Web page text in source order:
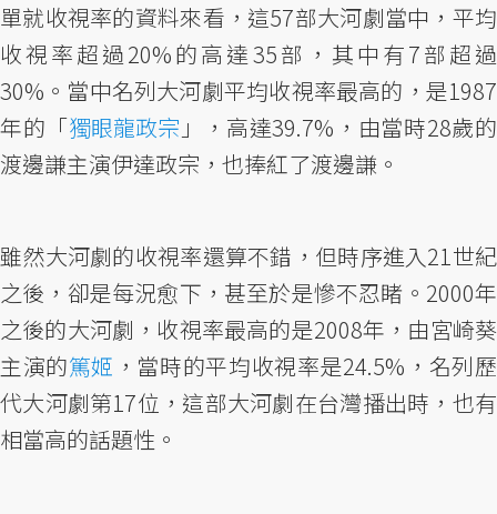
單就收視率的資料來看，這57部大河劇當中，平均
收視率超過20%的高達35部，其中有7部超過
30%。當中名列大河劇平均收視率最高的，是1987
年的「獨眼龍政宗 」，高達39.7%，由當時28歲的
渡邊謙主演伊達政宗，也捧紅了渡邊謙。
雖然大河劇的收視率還算不錯，但時序進入21世紀
之後，卻是每況愈下，甚至於是慘不忍睹。2000年
之後的大河劇，收視率最高的是2008年，由宮崎葵
主演的篤姬 ，當時的平均收視率是24.5%，名列歷
代大河劇第17位，這部大河劇在台灣播出時，也有
相當高的話題性。